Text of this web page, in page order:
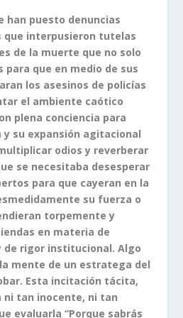
han puesto denuncias
que interpusieron tutelas
de la muerte que no solo
que en medio de sus
los asesinos de policías
el ambiente caótico
plena conciencia para
su expansión agitacional
odios y reverberar
se necesitaba desesperar
para que cayeran en la
su fuerza o
torpemente y
en materia de
de rigor institucional. Algo
mente de un estratega del
Esta incitación tácita,
ni tan inocente, ni tan
evaluarla “Porque sabrás